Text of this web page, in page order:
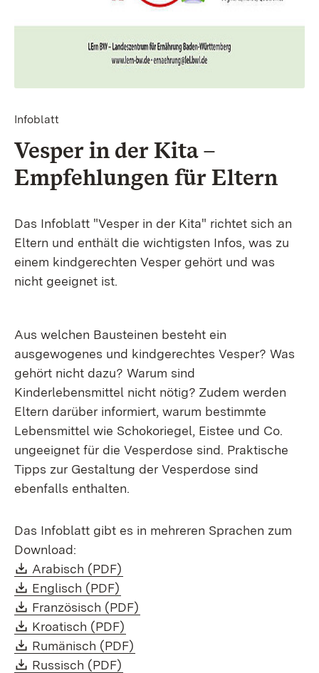
Infoblatt
Vesper in der Kita –
Empfeh­lungen für Eltern
Das Infoblatt "Vesper in der Kita" richtet sich an
Eltern und enthält die wichtigsten Infos, was zu
einem kindgerechten Vesper gehört und was
nicht geeignet ist.
Aus welchen Bausteinen besteht ein
ausgewogenes und kindgerechtes Vesper? Was
gehört nicht dazu? Warum sind
Kinderlebensmittel nicht nötig? Zudem werden
Eltern darüber informiert, warum bestimmte
Lebensmittel wie Schokoriegel, Eistee und Co.
ungeeignet für die Vesperdose sind. Praktische
Tipps zur Gestaltung der Vesperdose sind
ebenfalls enthalten.
Das Infoblatt gibt es in mehreren Sprachen zum
Download:
Download:
Arabisch (PDF)
Download:
Englisch (PDF)
Download:
Französisch (PDF)
Download:
Kroatisch (PDF)
Download:
Rumänisch (PDF)
Download:
Russisch (PDF)